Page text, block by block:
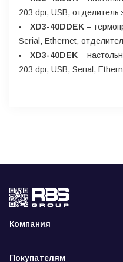
203 dpi, USB, отделитель
XD3-40DDEK –
Serial, Ethernet,
XD3-40DEK –
203 dpi, USB, Serial,
Компания
Покупателям